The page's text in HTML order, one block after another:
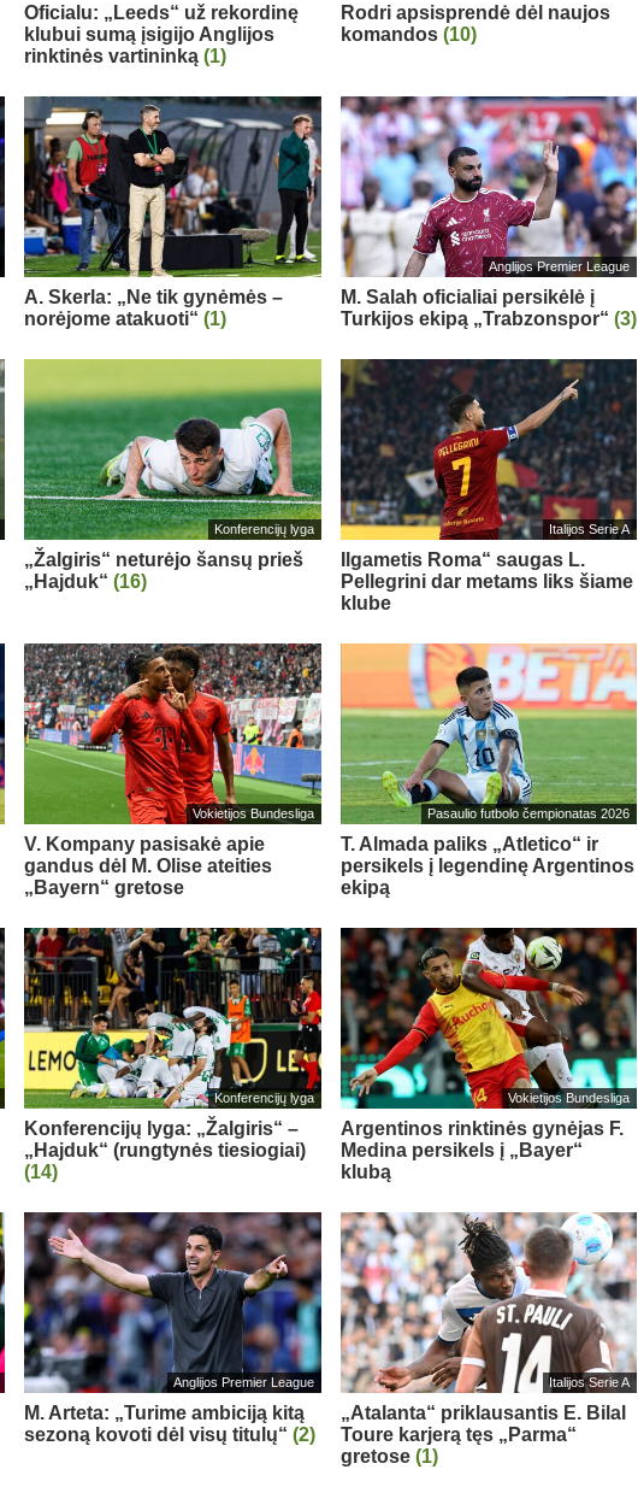
Oficialu: „Leeds“ už rekordinę
klubui sumą įsigijo Anglijos
rinktinės vartininką(1)
Rodri apsisprendė dėl naujos
komandos (10)
A. Skerla: „Ne tik gynėmės –
norėjome atakuoti“(1)
Anglijos Premier League
M. Salah oficialiai persikėlė į
Turkijos ekipą „Trabzonspor“ (3)
Konferencijų lyga
„Žalgiris“ neturėjo šansų prieš
„Hajduk“(16)
Italijos Serie A
Ilgametis Roma“ saugas L.
Pellegrini dar metams liks šiame
klube
Vokietijos Bundesliga
V. Kompany pasisakė apie
gandus dėl M. Olise ateities
„Bayern“ gretose
Pasaulio futbolo čempionatas 2026
T. Almada paliks „Atletico“ ir
persikels į legendinę Argentinos
ekipą
Konferencijų lyga
Konferencijų lyga: „Žalgiris“ –
„Hajduk“ (rungtynės tiesiogiai)
(14)
Vokietijos Bundesliga
Argentinos rinktinės gynėjas F.
Medina persikels į „Bayer“
klubą
Anglijos Premier League
M. Arteta: „Turime ambiciją kitą
sezoną kovoti dėl visų titulų“(2)
Italijos Serie A
„Atalanta“ priklausantis E. Bilal
Toure karjerą tęs „Parma“
gretose (1)